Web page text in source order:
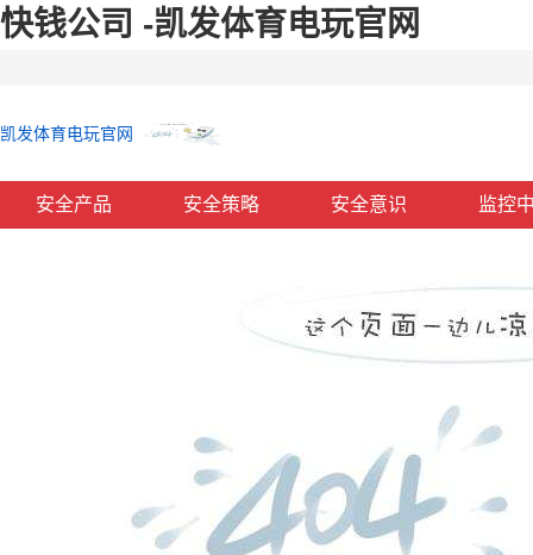
快钱公司 -凯发体育电玩官网
凯发体育电玩官网
安全产品 安全策略 安全意识 监控